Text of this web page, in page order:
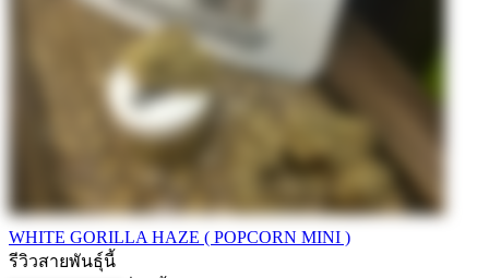
WHITE GORILLA HAZE ( POPCORN MINI )
รีวิวสายพันธุ์นี้